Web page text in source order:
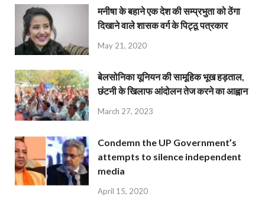
मनीषा के बहाने एक देश की सम्प्रभुता को ठेंगा
दिखाने वाले शासक वर्ग के पिट्ठू पत्रकार
May 21, 2020
बेलसोनिका यूनियन की सामूहिक भूख हड़ताल,
छंटनी के खिलाफ आंदोलन तेज करने का आह्वान
March 27, 2023
Condemn the UP Government’s
attempts to silence independent
media
April 15, 2020